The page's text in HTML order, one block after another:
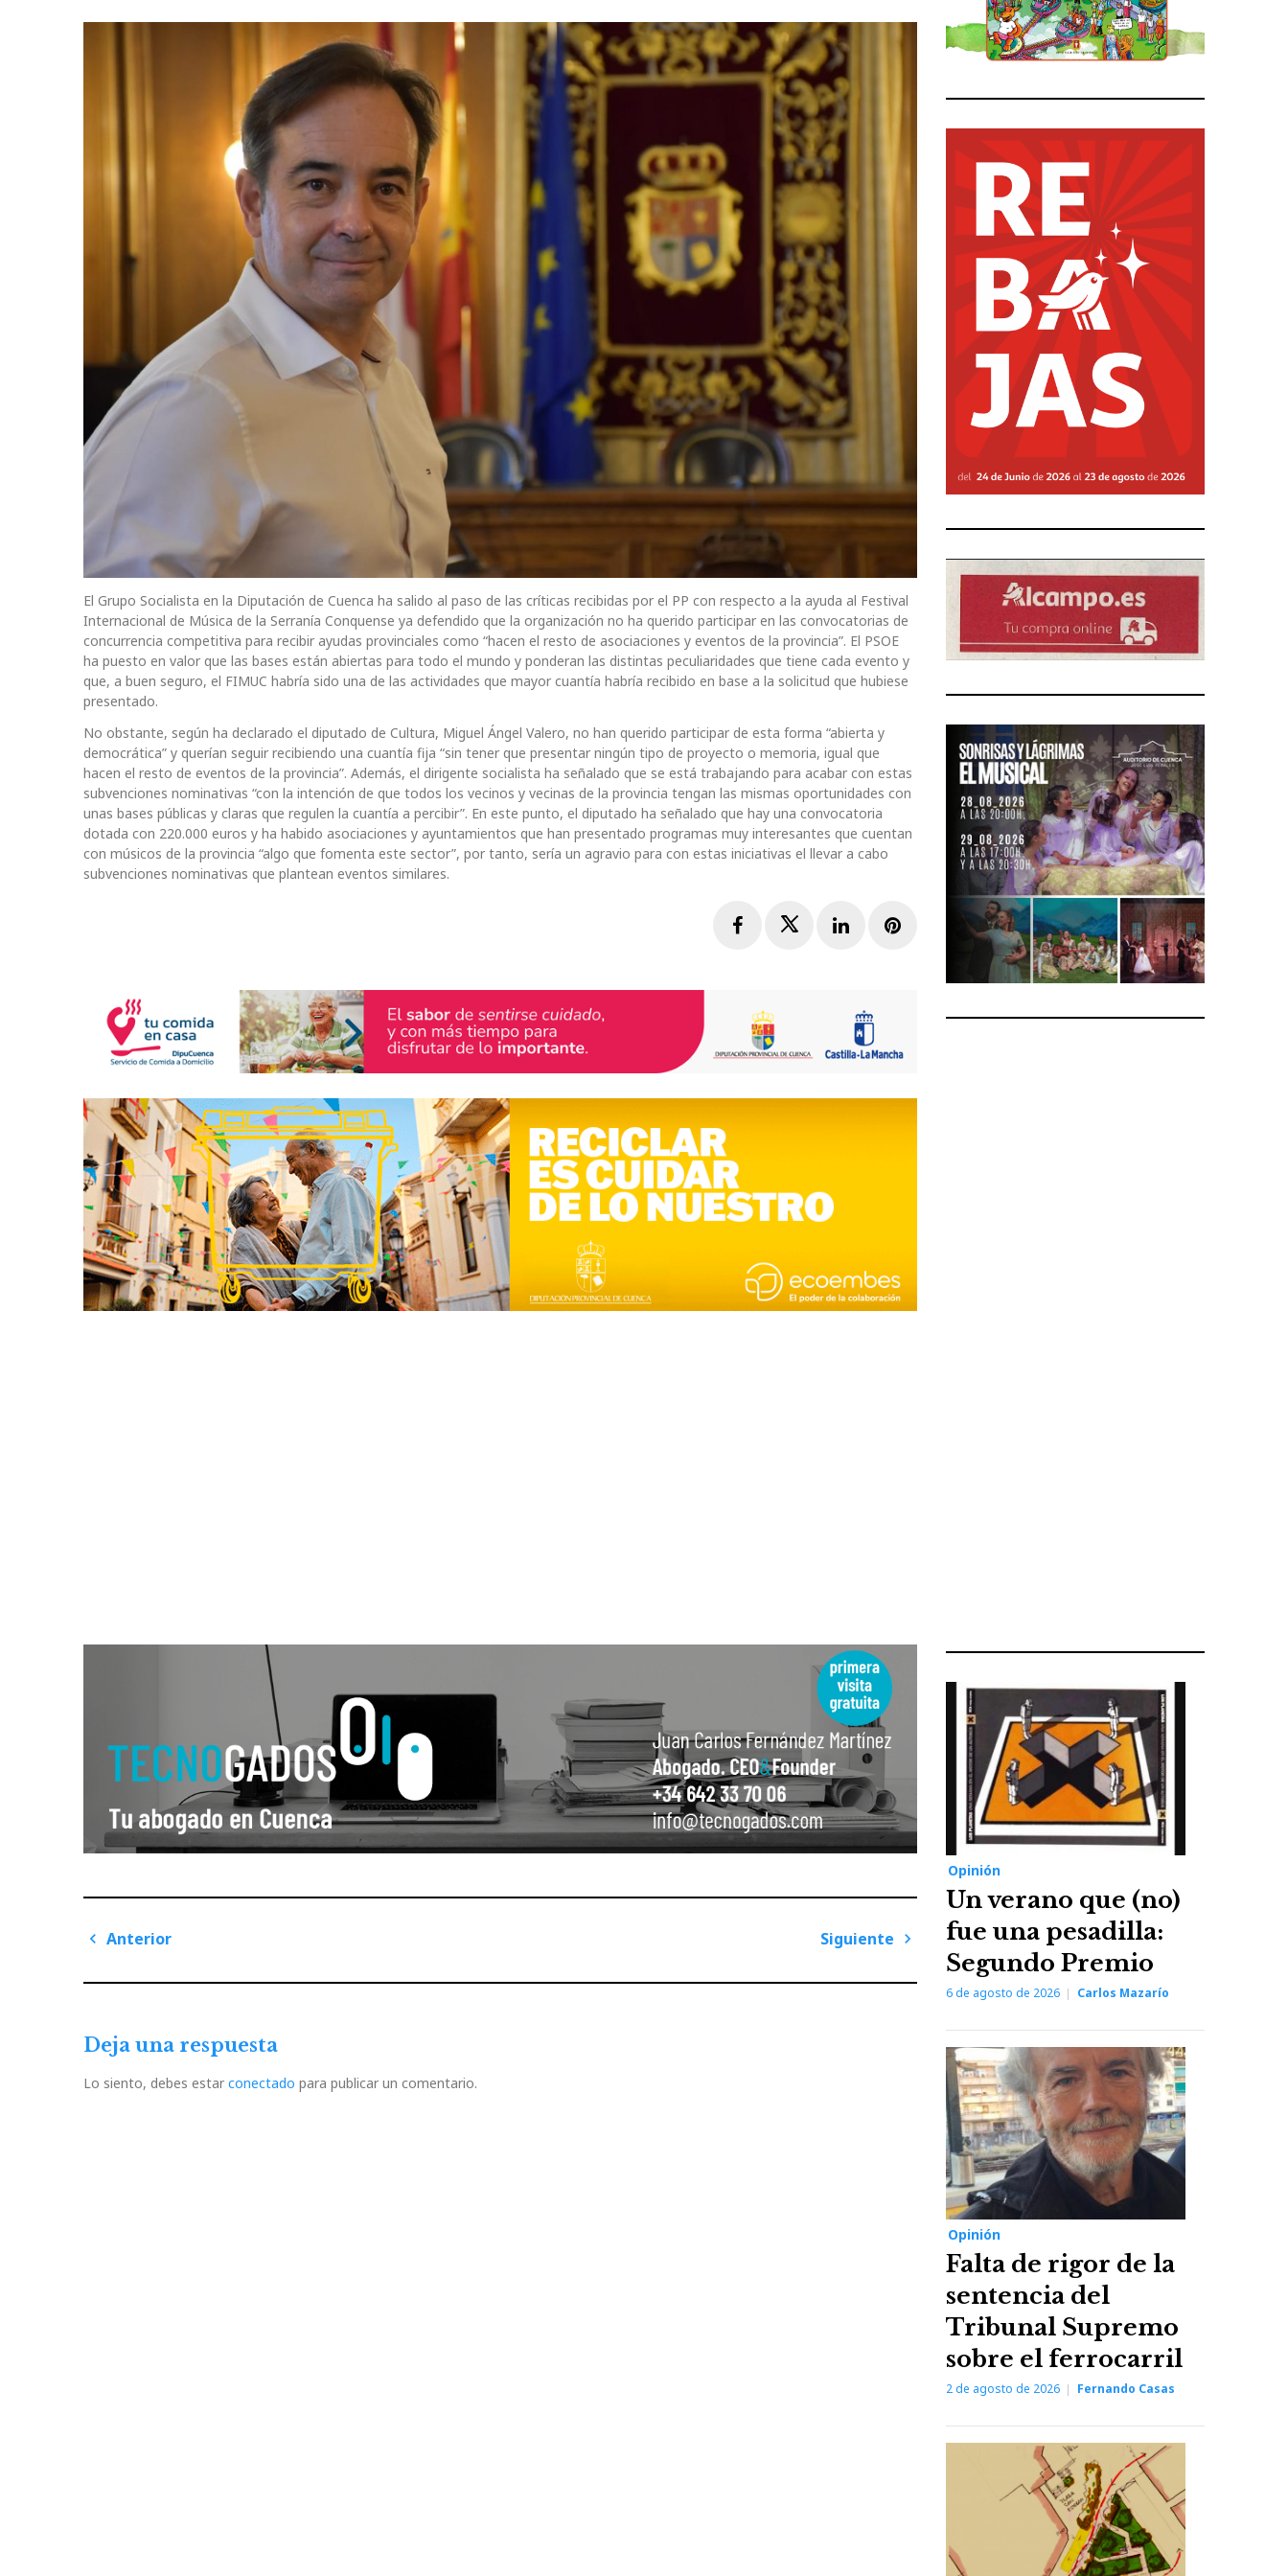
El Grupo Socialista en la Diputación de Cuenca ha salido al paso de las críticas recibidas por el PP con respecto a la ayuda al Festival
Internacional de Música de la Serranía Conquense ya defendido que la organización no ha querido participar en las convocatorias de
concurrencia competitiva para recibir ayudas provinciales como “hacen el resto de asociaciones y eventos de la provincia”. El PSOE
ha puesto en valor que las bases están abiertas para todo el mundo y ponderan las distintas peculiaridades que tiene cada evento y
que, a buen seguro, el FIMUC habría sido una de las actividades que mayor cuantía habría recibido en base a la solicitud que hubiese
presentado.
No obstante, según ha declarado el diputado de Cultura, Miguel Ángel Valero, no han querido participar de esta forma “abierta y
democrática” y querían seguir recibiendo una cuantía fija “sin tener que presentar ningún tipo de proyecto o memoria, igual que
hacen el resto de eventos de la provincia”. Además, el dirigente socialista ha señalado que se está trabajando para acabar con estas
subvenciones nominativas “con la intención de que todos los vecinos y vecinas de la provincia tengan las mismas oportunidades con
unas bases públicas y claras que regulen la cuantía a percibir”. En este punto, el diputado ha señalado que hay una convocatoria
dotada con 220.000 euros y ha habido asociaciones y ayuntamientos que han presentado programas muy interesantes que cuentan
con músicos de la provincia “algo que fomenta este sector”, por tanto, sería un agravio para con estas iniciativas el llevar a cabo
subvenciones nominativas que plantean eventos similares.
FacebookTwitterLinkedInPinterest
Navegación
de
Anterior
Siguiente
Deja una respuesta
Lo siento, debes estar conectado para publicar un comentario.
Opinión
Un verano que (no)
fue una pesadilla:
Segundo Premio
6 de agosto de 2026 Carlos Mazarío
Opinión
Falta de rigor de la
sentencia del
Tribunal Supremo
sobre el ferrocarril
2 de agosto de 2026 Fernando Casas